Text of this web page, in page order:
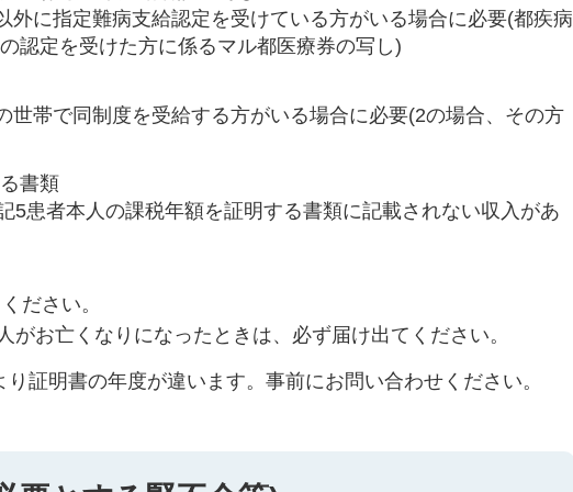
外に指定難病支給認定を受けている方がいる場合に必要(都疾病
認定を受けた方に係るマル都医療券の写し)
世帯で同制度を受給する方がいる場合に必要(2の場合、その方
書類
5患者本人の課税年額を証明する書類に記載されない収入があ
ださい。
お亡くなりになったときは、必ず届け出てください。
証明書の年度が違います。事前にお問い合わせください。